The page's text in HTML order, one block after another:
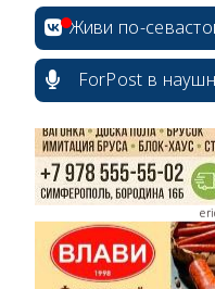
Живи по-
ForPost в